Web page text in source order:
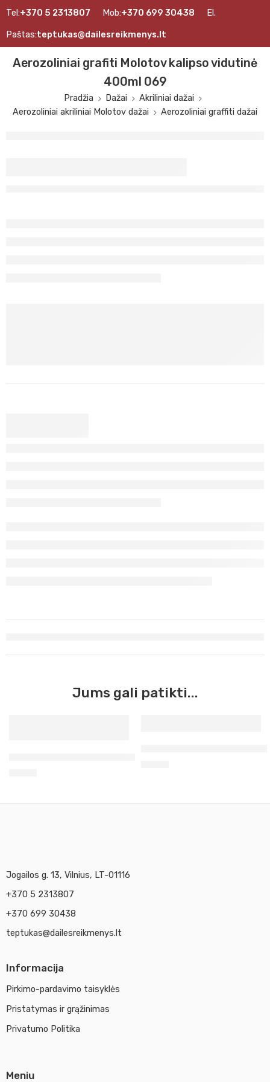
Tel:+370 5 2313807 Mob:+370 699 30438 El.
Paštas:teptukas@dailesreikmenys.lt
Aerozoliniai grafiti Molotov kalipso vidutinė
400ml 069
Pradžia Dažai
Akriliniai dažai
Aerozoliniai akriliniai Molotov dažai
Aerozoliniai graffiti dažai
Jums gali patikti...
Jogailos g. 13, Vilnius, LT-01116
+370 5 2313807
+370 699 30438
teptukas@dailesreikmenys.lt
Informacija
Pirkimo-pardavimo taisyklės
Pristatymas ir grąžinimas
Privatumo Politika
Meniu